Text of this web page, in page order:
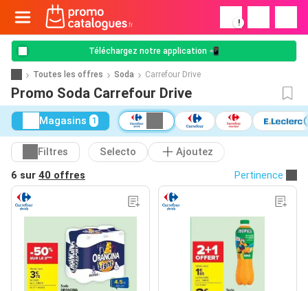
!
Téléchargez notre application 📲
Toutes les offres Soda Carrefour Drive
Promo Soda Carrefour Drive
Magasins 1
Filtres Selecto
Ajoutez
6 sur 40 offres Pertinence